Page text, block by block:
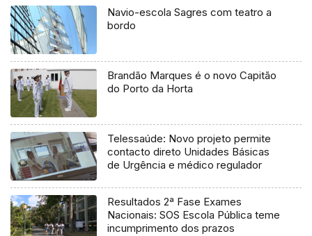
Navio-escola Sagres com teatro a
bordo
Brandão Marques é o novo Capitão
do Porto da Horta
Telessaúde: Novo projeto permite
contacto direto Unidades Básicas
de Urgência e médico regulador
Resultados 2ª Fase Exames
Nacionais: SOS Escola Pública teme
incumprimento dos prazos